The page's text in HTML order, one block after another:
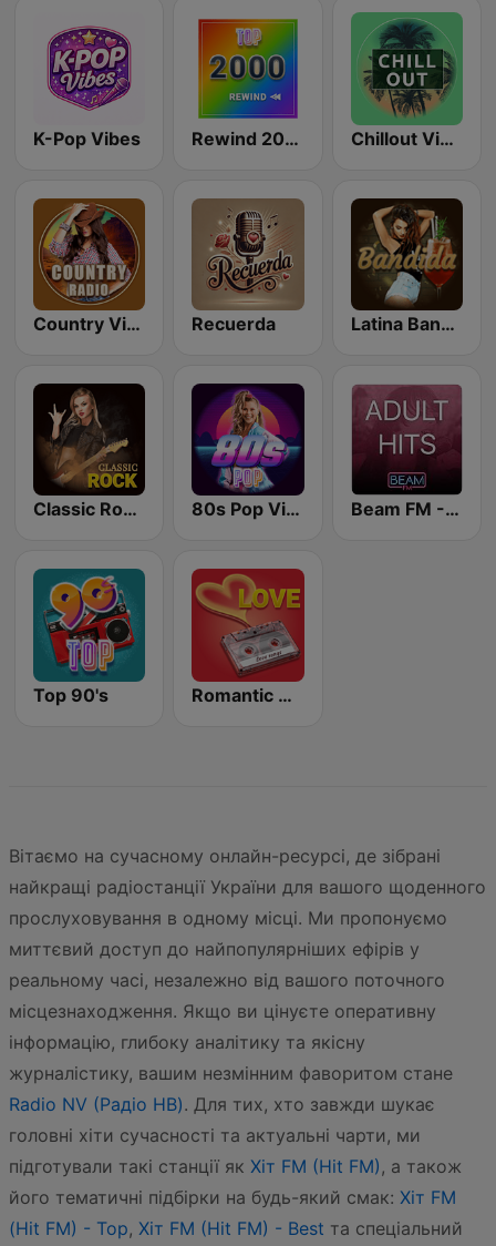
K-Pop Vibes Rewind 2000's Chillout Vibes
Country Vibes Recuerda Latina Bandida!
Classic Rock Station 80s Pop Vibes Beam FM - Adult Hits
Top 90's Romantic Vibes
Вітаємо на сучасному онлайн-ресурсі, де зібрані
найкращі радіостанції України для вашого щоденного
прослуховування в одному місці. Ми пропонуємо
миттєвий доступ до найпопулярніших ефірів у
реальному часі, незалежно від вашого поточного
місцезнаходження. Якщо ви цінуєте оперативну
інформацію, глибоку аналітику та якісну
журналістику, вашим незмінним фаворитом стане
Radio NV (Радіо НВ). Для тих, хто завжди шукає
головні хіти сучасності та актуальні чарти, ми
підготували такі станції як Хіт FM (Hit FM) , а також
його тематичні підбірки на будь-який смак: Хіт FM
(Hit FM) - Top, Хіт FM (Hit FM) - Best та спеціальний